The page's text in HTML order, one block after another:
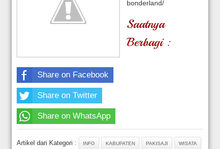
bonderland/
Saatnya
Berbagi :
Share on Facebook
Share on Twitter
Share on WhatsApp
Artikel dari Kategori : INFO KABUPATEN PAKISAJI WISATA